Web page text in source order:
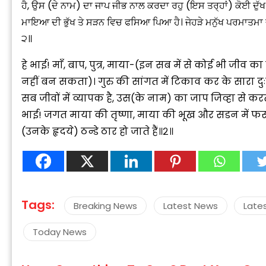
ਹੈ, ਉਸ (ਦੇ ਨਾਮ) ਦਾ ਜਾਪ ਜੀਭ ਨਾਲ ਕਰਦਾ ਰਹੁ (ਇਸ ਤਰ੍ਹਾਂ) ਕੋਈ
ਮਾਇਆ ਦੀ ਭੁੱਖ ਤੇ ਸੜਨ ਵਿਚ ਫਸਿਆ ਪਿਆ ਹੈ। ਜੇਹੜੇ ਮਨੁੱਖ ਪਰਮਾਤਮਾ
੨॥
हे भाई! माँ, बाप, पुत्र, माया-(इन सब में से कोई भी जीव
नहीं बन सकता)। गुरु की सांगत में टिकाव कर के सारा
सब जीवों में व्यापक है, उस(के नाम) का जाप जिव्हा से
भाई! जगत माया की तृष्णा, माया की भूख और सडन में
(उनके हृदये) ठन्डे ठार हो जाते हैं॥२॥
Tags: Breaking News Latest News
Today News